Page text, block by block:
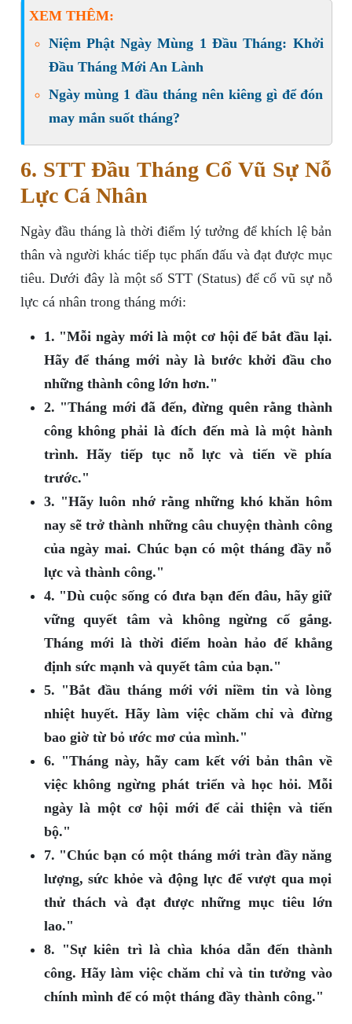
XEM THÊM:
Niệm Phật Ngày Mùng 1 Đầu Tháng: Khởi
Đầu Tháng Mới An Lành
Ngày mùng 1 đầu tháng nên kiêng gì để đón
may mắn suốt tháng?
6. STT Đầu Tháng Cổ Vũ Sự Nỗ
Lực Cá Nhân
Ngày đầu tháng là thời điểm lý tưởng để khích lệ bản
thân và người khác tiếp tục phấn đấu và đạt được mục
tiêu. Dưới đây là một số STT (Status) để cổ vũ sự nỗ
lực cá nhân trong tháng mới:
1. "Mỗi ngày mới là một cơ hội để bắt đầu lại.
Hãy để tháng mới này là bước khởi đầu cho
những thành công lớn hơn."
2. "Tháng mới đã đến, đừng quên rằng thành
công không phải là đích đến mà là một hành
trình. Hãy tiếp tục nỗ lực và tiến về phía
trước."
3. "Hãy luôn nhớ rằng những khó khăn hôm
nay sẽ trở thành những câu chuyện thành công
của ngày mai. Chúc bạn có một tháng đầy nỗ
lực và thành công."
4. "Dù cuộc sống có đưa bạn đến đâu, hãy giữ
vững quyết tâm và không ngừng cố gắng.
Tháng mới là thời điểm hoàn hảo để khẳng
định sức mạnh và quyết tâm của bạn."
5. "Bắt đầu tháng mới với niềm tin và lòng
nhiệt huyết. Hãy làm việc chăm chỉ và đừng
bao giờ từ bỏ ước mơ của mình."
6. "Tháng này, hãy cam kết với bản thân về
việc không ngừng phát triển và học hỏi. Mỗi
ngày là một cơ hội mới để cải thiện và tiến
bộ."
7. "Chúc bạn có một tháng mới tràn đầy năng
lượng, sức khỏe và động lực để vượt qua mọi
thử thách và đạt được những mục tiêu lớn
lao."
8. "Sự kiên trì là chìa khóa dẫn đến thành
công. Hãy làm việc chăm chỉ và tin tưởng vào
chính mình để có một tháng đầy thành công."